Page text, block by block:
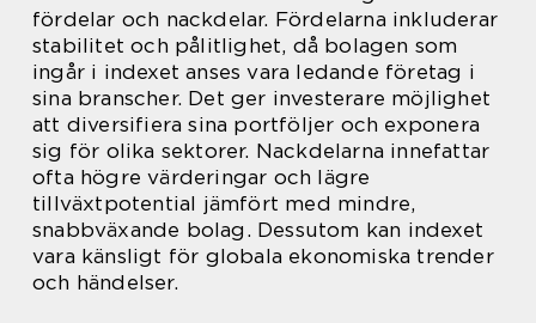
fördelar och nackdelar. Fördelarna inkluderar
stabilitet och pålitlighet, då bolagen som
ingår i indexet anses vara ledande företag i
sina branscher. Det ger investerare möjlighet
att diversifiera sina portföljer och exponera
sig för olika sektorer. Nackdelarna innefattar
ofta högre värderingar och lägre
tillväxtpotential jämfört med mindre,
snabbväxande bolag. Dessutom kan indexet
vara känsligt för globala ekonomiska trender
och händelser.